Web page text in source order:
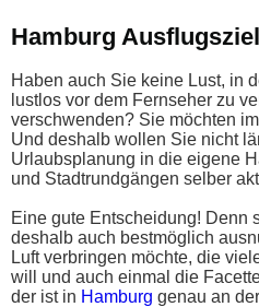
Hamburg
Haben auch Sie keine Lust, in
lustlos vor dem Fernseher zu
verschwenden? Sie möchten
Und deshalb wollen Sie nicht
Urlaubsplanung in die eigene
und Stadtrundgängen selber
Eine gute Entscheidung! Denn
deshalb auch bestmöglich
Luft verbringen möchte, die
will und auch einmal die
der ist in Hamburg genau an